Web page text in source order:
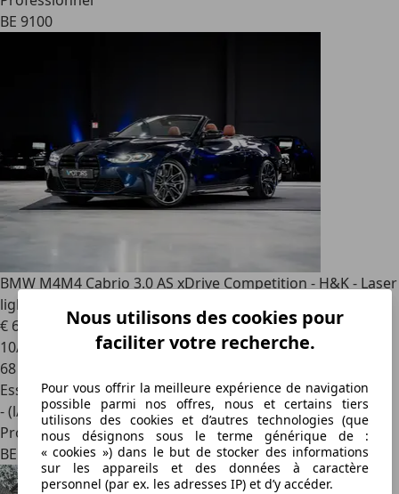
Nous utilisons des cookies pour
faciliter votre recherche.
Pour vous offrir la meilleure expérience de navigation
possible parmi nos offres, nous et certains tiers
utilisons des cookies et d’autres technologies (que
nous désignons sous le terme générique de :
« cookies ») dans le but de stocker des informations
sur les appareils et des données à caractère
personnel (par ex. les adresses IP) et d’y accéder.
BE 9100
BMW M4M4 Cabrio 3.0 AS xDrive Competition - H&K - Laser
lights - M Drive Professional - Memory seats
€ 67 995
10/2023
68 441 km
Essence
- (l/100 km)
Professionnel
BE 2870